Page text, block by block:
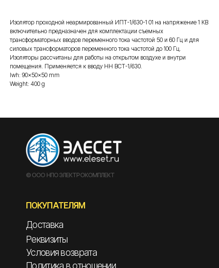
Изолятор проходной неармированный ИПТ-1/630-1 01 на напряжение 1 КВ
включительно предназначен для комплектации съемных
трансформаторных вводов переменного тока частотой 50 и 60 Гц и для
силовых трансформаторов переменного тока частотой до 100 Гц.
Изоляторы рассчитаны для работы на открытом воздухе и внутри
помещения. Применяется к вводу НН ВСТ-1/630.
lwh: 90x50x50 mm
Weight: 400 g
© ООО НПО ЭЛЕКТРОКОМПЛЕКТ
ПОКУПАТЕЛЯМ
Доставка
Реквизиты
Условия возврата